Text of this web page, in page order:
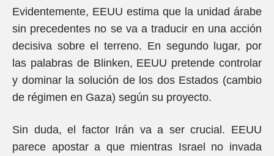
Evidentemente, EEUU estima que la unidad árabe
sin precedentes no se va a traducir en una acción
decisiva sobre el terreno. En segundo lugar, por
las palabras de Blinken, EEUU pretende controlar
y dominar la solución de los dos Estados (cambio
de régimen en Gaza) según su proyecto.
Sin duda, el factor Irán va a ser crucial. EEUU
parece apostar a que mientras Israel no invada